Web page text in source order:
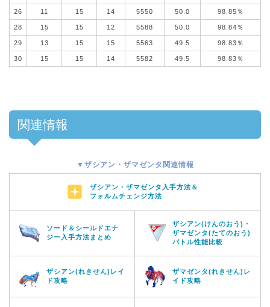
26 11 15 14 5550 50.0 98.85％
28 15 15 12 5588 50.0 98.84％
29 13 15 15 5563 49.5 98.83％
30 15 15 14 5582 49.5 98.83％
関連情報
▼ザシアン・ザマゼンタ関連情報
ザシアン・ザマゼンタ入手方法＆
フォルムチェンジ方法
ソード＆シールドエナ
ジー入手方法まとめ
ザシアン(けんのおう)・
ザマゼンタ(たてのおう)
バトル性能比較
ザシアン(れきせん)レイ
ド攻略
ザマゼンタ(れきせん)レ
イド攻略